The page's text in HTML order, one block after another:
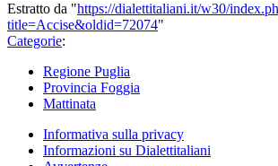
Estratto da "https://dialettitaliani.it/w30/
title=Accise&oldid=72074"
Categorie:
Regione Puglia
Provincia Foggia
Mattinata
Informativa sulla privacy
Informazioni su Dialettitaliani